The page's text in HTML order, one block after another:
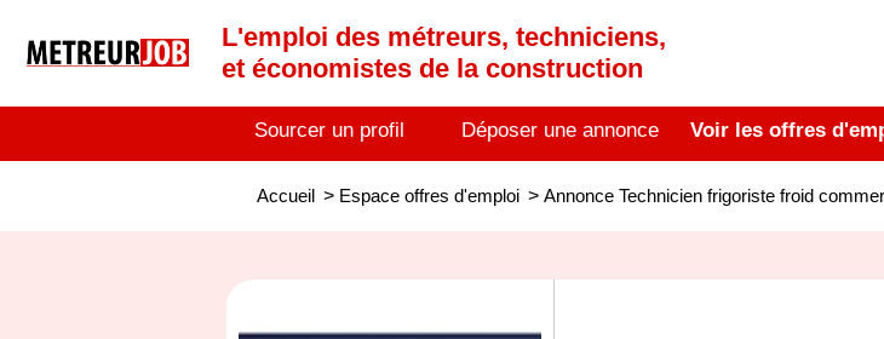
L'emploi des métreurs, techniciens,
et économistes de la construction
Sourcer un profil Déposer une annonce Voir les offres
Accueil > Espace offres d'emploi > Annonce Technicien frigoriste froid